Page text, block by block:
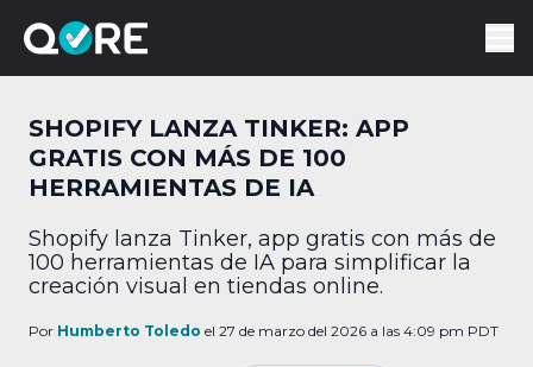
SHOPIFY LANZA TINKER: APP
GRATIS CON MÁS DE 100
HERRAMIENTAS DE IA
Shopify lanza Tinker, app gratis con más de
100 herramientas de IA para simplificar la
creación visual en tiendas online.
Por Humberto Toledo el 27 de marzo del 2026 a las 4:09 pm PDT